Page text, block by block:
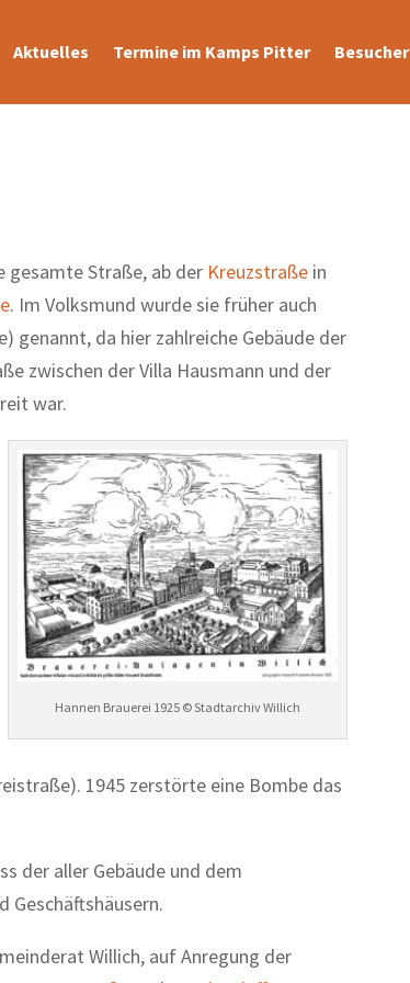
Aktuelles Termine im Kamps Pitter Besucher
Straße, ab der Kreuzstraßein
. Im Volksmund wurde sie früher auch
genannt, da hier zahlreiche Gebäude der
zwischen der Villa Hausmann und der
war.
Hannen Brauerei 1925 © Stadtarchiv Willich
1945 zerstörte eine Bombe das
der aller Gebäude und dem
Geschäftshäusern.
Willich, auf Anregung der